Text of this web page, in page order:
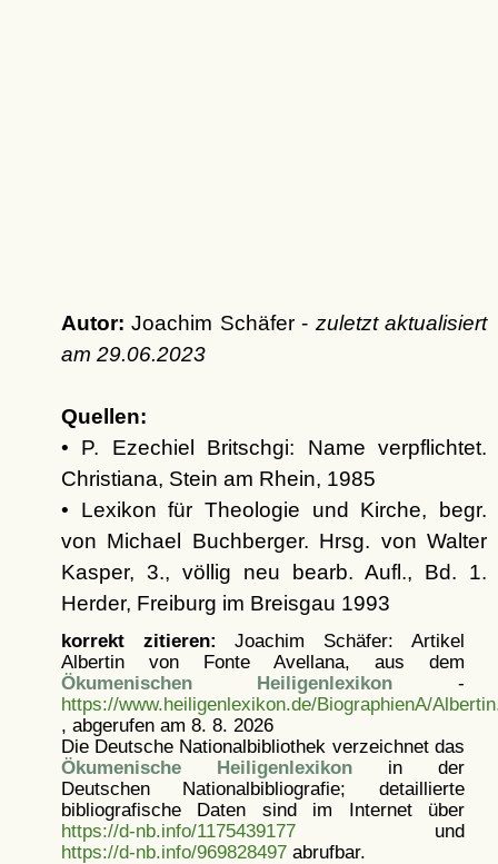
Autor: Joachim Schäfer - zuletzt aktualisiert
am 29.06.2023
Quellen:
• P. Ezechiel Britschgi: Name verpflichtet.
Christiana, Stein am Rhein, 1985
• Lexikon für Theologie und Kirche, begr.
von Michael Buchberger. Hrsg. von Walter
Kasper, 3., völlig neu bearb. Aufl., Bd. 1.
Herder, Freiburg im Breisgau 1993
korrekt zitieren: Joachim Schäfer: Artikel
Albertin von Fonte Avellana, aus dem
Ökumenischen Heiligenlexikon -
https://www.heiligenlexikon.de/BiographienA/
, abgerufen am 8. 8. 2026
Die Deutsche Nationalbibliothek verzeichnet das
Ökumenische Heiligenlexikonin der
Deutschen Nationalbibliografie; detaillierte
bibliografische Daten sind im Internet über
https://d-nb.info/1175439177und
https://d-nb.info/969828497abrufbar.